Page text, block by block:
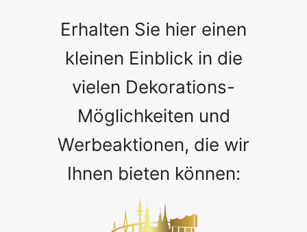
Erhalten Sie hier einen
kleinen Einblick in die
vielen Dekorations-
Möglichkeiten und
Werbeaktionen, die wir
Ihnen bieten können: